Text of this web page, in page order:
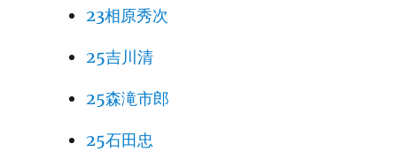
23相原秀次
25吉川清
25森滝市郎
25石田忠